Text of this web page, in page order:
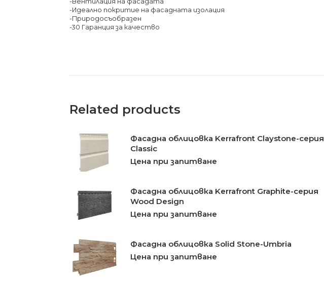
-Идеално покритие на фасадната изолация
-Природосъобразен
-30 Гаранция за качество
Related products
Фасадна облицовка Kerrafront Claystone-серия
Classic
Цена при запитване
Фасадна облицовка Kerrafront Graphite-серия
Wood Design
Цена при запитване
Фасадна облицовка Solid Stone-Umbria
Цена при запитване